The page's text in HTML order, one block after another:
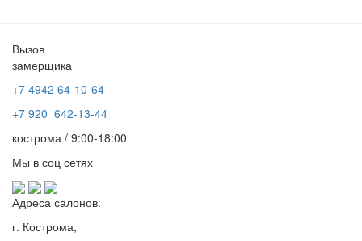
Вызов
замерщика
+7 4942 64-10-64
+7 920 642-13-44
кострома / 9:00-18:00
Мы в соц сетях
Адреса салонов:
г. Кострома,